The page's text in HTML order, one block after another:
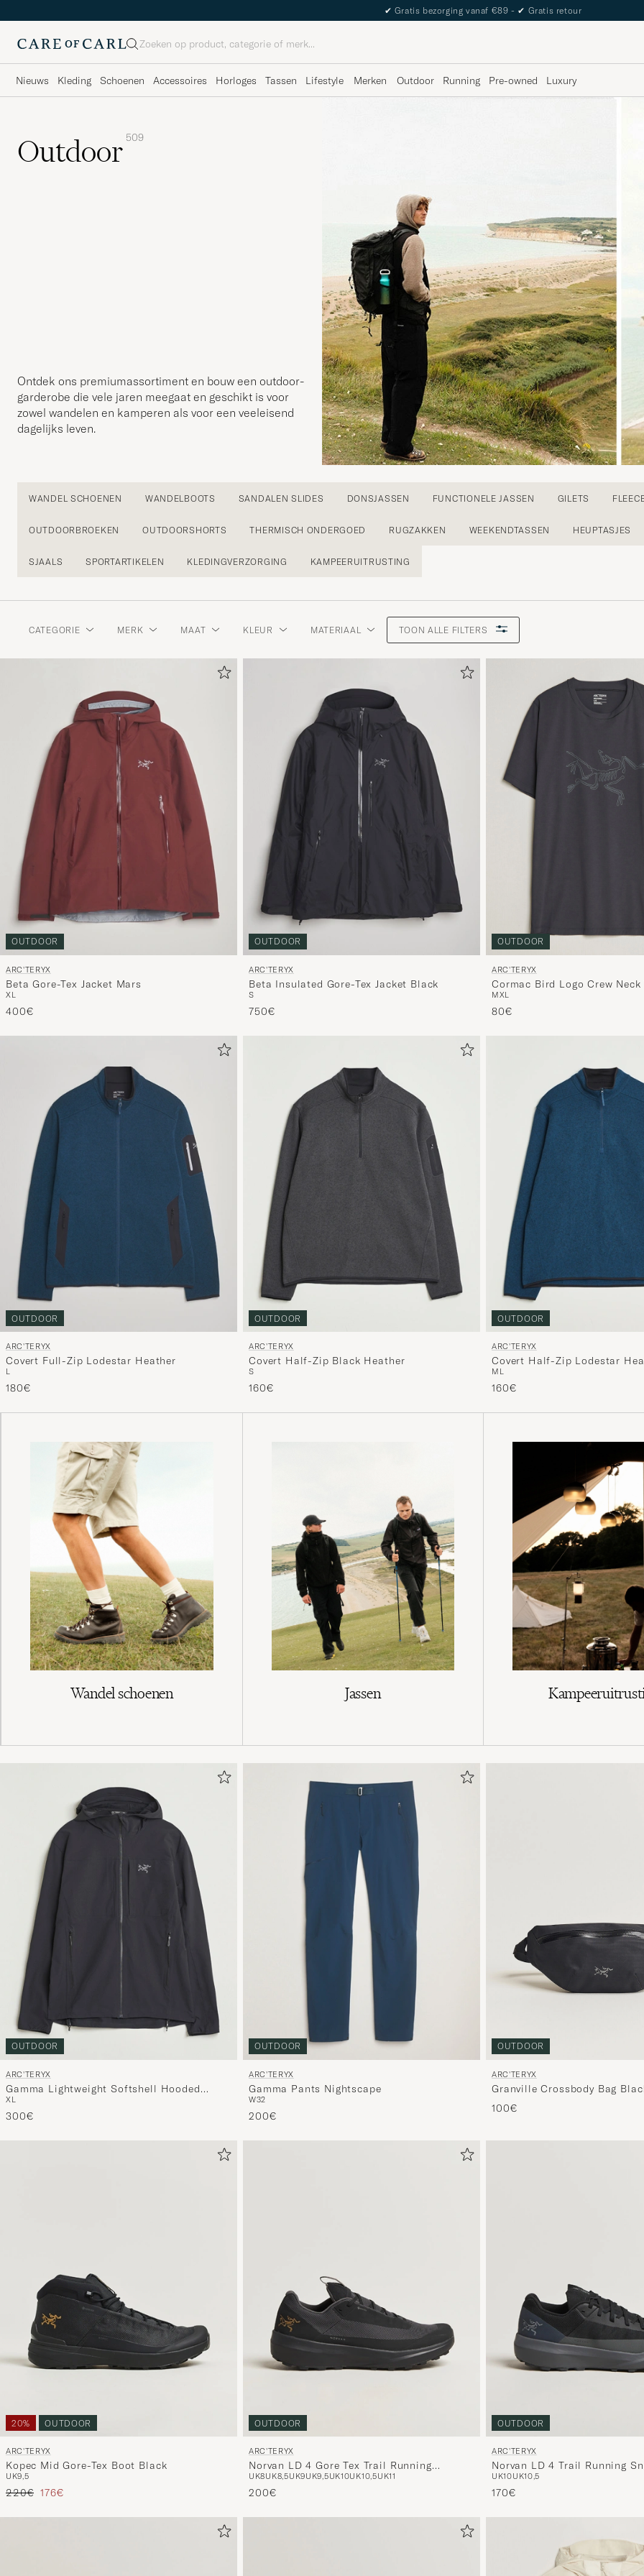
The Care of Carl Passport
Zoeken
Nieuws Kleding Schoenen Accessoires Horloges Tassen Lifestyle Merken Outdoor Running Pre-owned Luxury
Outdoor 509
Ontdek ons premiumassortiment en bouw een outdoor-
garderobe die vele jaren meegaat en geschikt is voor
zowel wandelen en kamperen als voor een veeleisend
dagelijks leven.
WANDEL SCHOENEN WANDELBOOTS SANDALEN SLIDES DONSJASSEN FUNCTIONELE JASSEN GILETS
OUTDOORBROEKEN OUTDOORSHORTS THERMISCH ONDERGOED RUGZAKKEN WEEKENDTASSEN HEUPTASJES
SJAALS SPORTARTIKELEN KLEDINGVERZORGING KAMPEERUITRUSTING
CATEGORIE MERK MAAT KLEUR MATERIAAL TOON ALLE FILTERS
OUTDOOR
ARC'TERYX
Beta Gore-Tex Jacket Mars
XL
400€
OUTDOOR
ARC'TERYX
Beta Insulated Gore-Tex Jacket Black
S
750€
OUTDOOR
ARC'TERYX
Cormac Bird Logo Crew
MXL
80€
OUTDOOR
ARC'TERYX
Covert Full-Zip Lodestar Heather
L
180€
OUTDOOR
ARC'TERYX
Covert Half-Zip Black Heather
S
160€
OUTDOOR
ARC'TERYX
Covert Half-Zip Lodestar
M L
160€
OUTDOOR
ARC'TERYX
Gamma Lightweight Softshell Hooded
Jacket Black
XL
300€
OUTDOOR
ARC'TERYX
Gamma Pants Nightscape
W32
200€
OUTDOOR
ARC'TERYX
Granville Crossbody Bag
100€
20% OUTDOOR
ARC'TERYX
Kopec Mid Gore-Tex Boot Black
UK9,5
Reguliere prijs
220€ Verlaagd prijs
176€
OUTDOOR
ARC'TERYX
Norvan LD 4 Gore Tex Trail Running
Sneaker Black
UK8UK8,5UK9UK9,5UK10UK10,5UK11
200€
OUTDOOR
ARC'TERYX
Norvan LD 4 Trail Running
Black/Cloud
UK10UK10,5
170€
Wandel schoenen Jassen